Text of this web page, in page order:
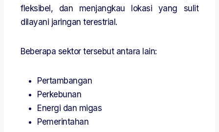
fleksibel, dan menjangkau lokasi yang sulit
dilayani jaringan terestrial.
Beberapa sektor tersebut antara lain:
Pertambangan
Perkebunan
Energi dan migas
Pemerintahan